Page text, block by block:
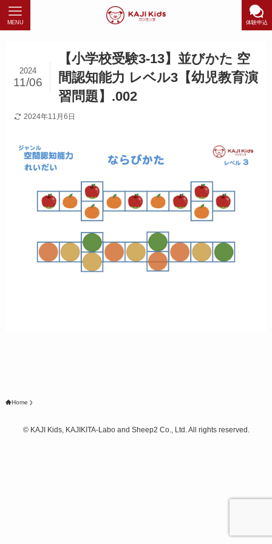
体験申込
MENU
【小学校受験3-13】並びかた 空
間認知能力 レベル3【幼児教育演
習問題】.002
2024
11/06
2024年11月6日
Home
©KAJI Kids, KAJIKITA-Labo and Sheep2 Co., Ltd. All rights reserved.